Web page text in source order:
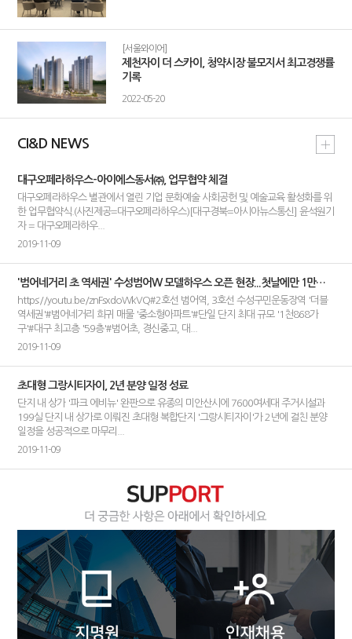
[서울와이어]
제천자이 더 스카이, 청약시장 불모지서 최고경쟁률
기록
2022-05-20
CI&D NEWS
대구오페라하우스-아이에스동서㈜, 업무협약 체결
대구오페라하우스 별관에서 열린 기업 문화예술 사회공헌 및 예술교육 활성화를 위
한 업무협약식.(사진제공=대구오페라하우스)[대구경북=아시아뉴스통신] 윤석원기
자 = 대구오페라하우...
2019-11-09
'범어네거리 초 역세권' 수성범어W 모델하우스 오픈 현장...첫날에만 1만명 몰려
https://youtu.be/znFsxdoWkVQ#2호선 범어역, 3호선 수성구민운동장역 '더블
역세권'#범어네거리 희귀 매물 '중소형아파트'#단일 단지 최대 규모 '1천868가
구'#대구 최고층 '59층'#범어초, 경신중고, 대...
2019-11-09
초대형 그랑시티자이, 2년 분양 일정 성료
단지 내 상가 '파크 에비뉴' 완판으로 유종의 미안산시에 7600여세대 주거시설과
199실 단지 내 상가로 이뤄진 초대형 복합단지 '그랑시티자이'가 2년에 걸친 분양
일정을 성공적으로 마무리...
2019-11-09